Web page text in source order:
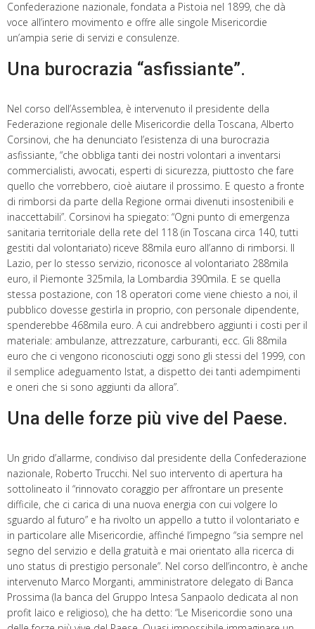
Confederazione nazionale, fondata a Pistoia nel 1899, che dà
voce all’intero movimento e offre alle singole Misericordie
un’ampia serie di servizi e consulenze.
Una burocrazia “asfissiante”.
Nel corso dell’Assemblea, è intervenuto il presidente della
Federazione regionale delle Misericordie della Toscana, Alberto
Corsinovi, che ha denunciato l’esistenza di una burocrazia
asfissiante, “che obbliga tanti dei nostri volontari a inventarsi
commercialisti, avvocati, esperti di sicurezza, piuttosto che fare
quello che vorrebbero, cioè aiutare il prossimo. E questo a fronte
di rimborsi da parte della Regione ormai divenuti insostenibili e
inaccettabili”. Corsinovi ha spiegato: “Ogni punto di emergenza
sanitaria territoriale della rete del 118 (in Toscana circa 140, tutti
gestiti dal volontariato) riceve 88mila euro all’anno di rimborsi. Il
Lazio, per lo stesso servizio, riconosce al volontariato 288mila
euro, il Piemonte 325mila, la Lombardia 390mila. E se quella
stessa postazione, con 18 operatori come viene chiesto a noi, il
pubblico dovesse gestirla in proprio, con personale dipendente,
spenderebbe 468mila euro. A cui andrebbero aggiunti i costi per il
materiale: ambulanze, attrezzature, carburanti, ecc. Gli 88mila
euro che ci vengono riconosciuti oggi sono gli stessi del 1999, con
il semplice adeguamento Istat, a dispetto dei tanti adempimenti
e oneri che si sono aggiunti da allora”.
Una delle forze più vive del Paese.
Un grido d’allarme, condiviso dal presidente della Confederazione
nazionale, Roberto Trucchi. Nel suo intervento di apertura ha
sottolineato il “rinnovato coraggio per affrontare un presente
difficile, che ci carica di una nuova energia con cui volgere lo
sguardo al futuro” e ha rivolto un appello a tutto il volontariato e
in particolare alle Misericordie, affinché l’impegno “sia sempre nel
segno del servizio e della gratuità e mai orientato alla ricerca di
uno status di prestigio personale”. Nel corso dell’incontro, è anche
intervenuto Marco Morganti, amministratore delegato di Banca
Prossima (la banca del Gruppo Intesa Sanpaolo dedicata al non
profit laico e religioso), che ha detto: “Le Misericordie sono una